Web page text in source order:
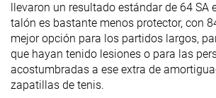
llevaron un resultado estándar de 64 SA
talón es bastante menos protector, con
mejor opción para los partidos largos,
que hayan tenido lesiones o para las
acostumbradas a ese extra de
zapatillas de tenis.